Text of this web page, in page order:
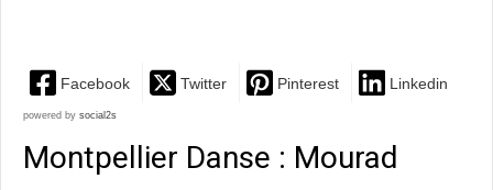
Facebook Twitter Pinterest Linkedin
powered by social2s
Montpellier Danse : Mourad